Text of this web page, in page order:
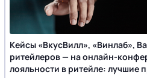
Кейсы «ВкусВилл», «Винлаб»,
ритейлеров — на онлайн-
лояльности в ритейле: лучшие